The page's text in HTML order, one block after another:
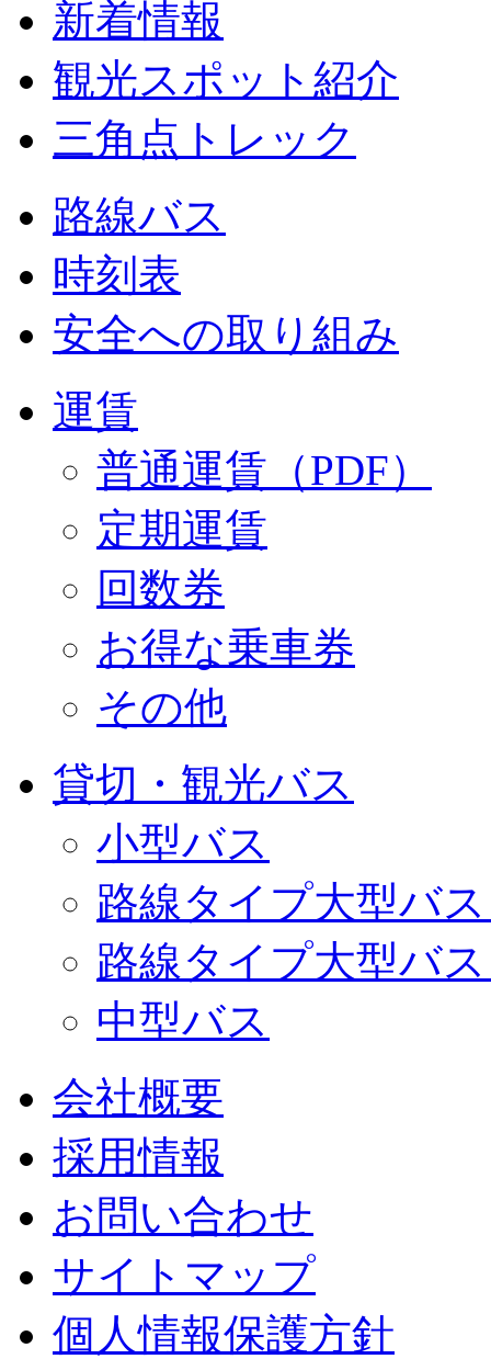
新着情報
観光スポット紹介
三角点トレック
路線バス
時刻表
安全への取り組み
運賃
普通運賃（PDF）
定期運賃
回数券
お得な乗車券
その他
貸切・観光バス
小型バス
路線タイプ大型バ
路線タイプ大型バ
中型バス
会社概要
採用情報
お問い合わせ
サイトマップ
個人情報保護方針